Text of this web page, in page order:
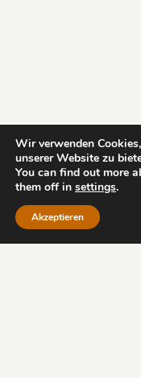
Wir verwenden
unserer Website zu
You can find out more
them off in settings.
Akzeptieren